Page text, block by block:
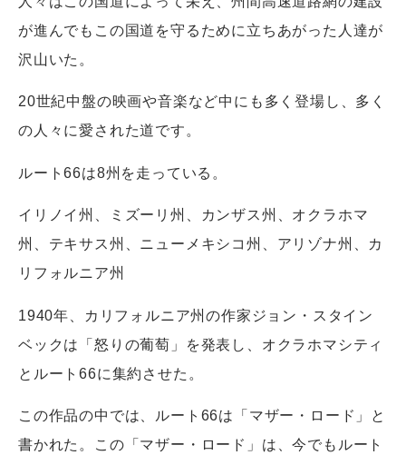
が進んでもこの国道を守るために立ちあがった人達が
沢山いた。
20世紀中盤の映画や音楽など中にも多く登場し、多く
の人々に愛された道です。
ルート66は8州を走っている。
イリノイ州、ミズーリ州、カンザス州、オクラホマ
州、テキサス州、ニューメキシコ州、アリゾナ州、カ
リフォルニア州
1940年、カリフォルニア州の作家ジョン・スタイン
ベックは「怒りの葡萄」を発表し、オクラホマシティ
とルート66に集約させた。
この作品の中では、ルート66は「マザー・ロード」と
書かれた。この「マザー・ロード」は、今でもルート